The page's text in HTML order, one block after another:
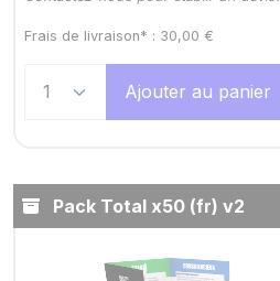
Frais de livraison* : 30,00 €
Ajouter au panier
Pack Total x50 (fr) v2